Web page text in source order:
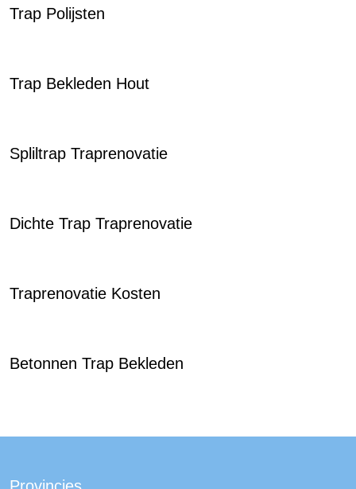
Trap Polijsten
Trap Bekleden Hout
Spliltrap Traprenovatie
Dichte Trap Traprenovatie
Traprenovatie Kosten
Betonnen Trap Bekleden